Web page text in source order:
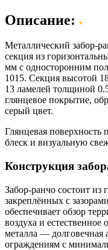
Описание:
Металлический забор-
секция из
мм с односторонним
1015. Секция высотой
13 ламелей толщиной
глянцевое покрытие,
серый цвет.
Глянцевая
блеск и визуальную
Конструкция
Забор-ранчо состоит из
закреплённых с
обеспечивает обзор
воздуха и естественное
металла — долговечная
ограждениям с